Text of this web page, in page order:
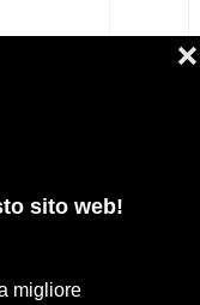
TAPPETI E